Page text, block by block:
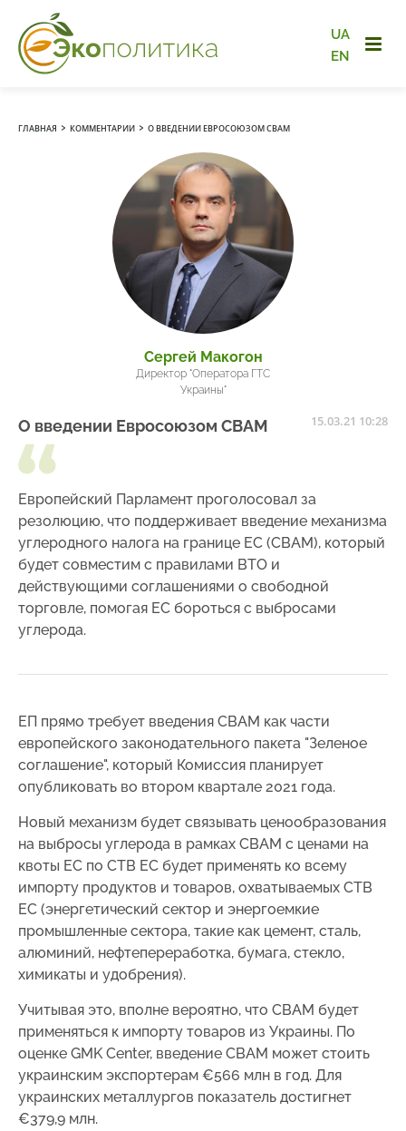
UA
EN
ГЛАВНАЯ › КОММЕНТАРИИ › О ВВЕДЕНИИ ЕВРОСОЮЗОМ CBAM
Сергей Макогон
Директор "Оператора ГТС
Украины"
О введении Евросоюзом CBAM 15.03.21 10:28
Европейский Парламент проголосовал за
резолюцию, что поддерживает введение механизма
углеродного налога на границе ЕС (CBAM), который
будет совместим с правилами ВТО и
действующими соглашениями о свободной
торговле, помогая ЕС бороться с выбросами
углерода.
ЕП прямо требует введения CBAM как части
европейского законодательного пакета "Зеленое
соглашение", который Комиссия планирует
опубликовать во втором квартале 2021 года.
Новый механизм будет связывать ценообразования
на выбросы углерода в рамках CBAM с ценами на
квоты ЕС по СТВ ЕС будет применять ко всему
импорту продуктов и товаров, охватываемых СТВ
ЕС (энергетический сектор и энергоемкие
промышленные сектора, такие как цемент, сталь,
алюминий, нефтепереработка, бумага, стекло,
химикаты и удобрения).
Учитывая это, вполне вероятно, что CBAM будет
применяться к импорту товаров из Украины. По
оценке GMK Center, введение CBAM может стоить
украинским экспортерам €566 млн в год. Для
украинских металлургов показатель достигнет
€379,9 млн.